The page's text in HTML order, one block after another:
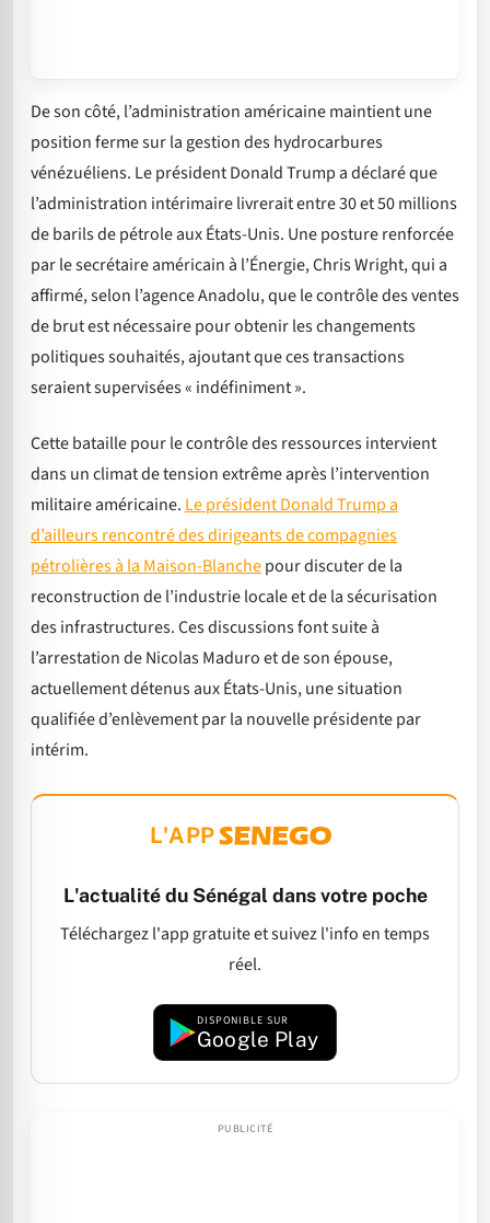
De son côté, l’administration américaine maintient une
position ferme sur la gestion des hydrocarbures
vénézuéliens. Le président Donald Trump a déclaré que
l’administration intérimaire livrerait entre 30 et 50 millions
de barils de pétrole aux États-Unis. Une posture renforcée
par le secrétaire américain à l’Énergie, Chris Wright, qui a
affirmé, selon l’agence Anadolu, que le contrôle des ventes
de brut est nécessaire pour obtenir les changements
politiques souhaités, ajoutant que ces transactions
seraient supervisées « indéfiniment ».
Cette bataille pour le contrôle des ressources intervient
dans un climat de tension extrême après l’intervention
militaire américaine. Le président Donald Trump a
d’ailleurs rencontré des dirigeants de compagnies
pétrolières à la Maison-Blanchepour discuter de la
reconstruction de l’industrie locale et de la sécurisation
des infrastructures. Ces discussions font suite à
l’arrestation de Nicolas Maduro et de son épouse,
actuellement détenus aux États-Unis, une situation
qualifiée d’enlèvement par la nouvelle présidente par
intérim.
L'APP
L'actualité du Sénégal dans votre poche
Téléchargez l'app gratuite et suivez l'info en temps
réel.
DISPONIBLE SUR
Google Play